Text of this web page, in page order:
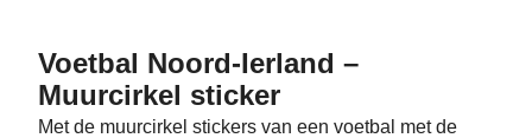
Voetbal Noord-Ierland –
Muurcirkel sticker
Met de muurcirkel stickers van een voetbal met de